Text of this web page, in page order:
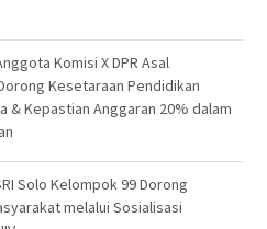
Komisi X DPR Asal
Kesetaraan Pendidikan
& Kepastian Anggaran 20% dalam
Solo Kelompok 99 Dorong
melalui Sosialisasi